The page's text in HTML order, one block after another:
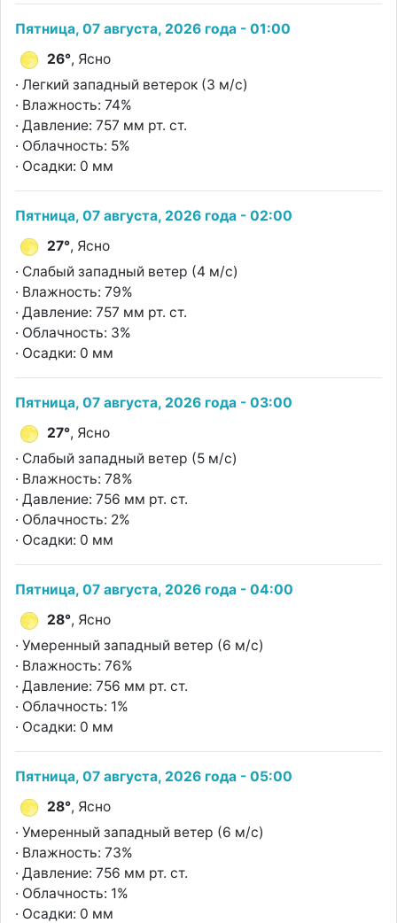
Пятница, 07 августа, 2026 года - 01:00
26°, Ясно
· Легкий западный ветерок (3 м/с)
· Влажность: 74%
· Давление: 757 мм рт. ст.
· Облачность: 5%
· Осадки: 0 мм
Пятница, 07 августа, 2026 года - 02:00
27°, Ясно
· Слабый западный ветер (4 м/с)
· Влажность: 79%
· Давление: 757 мм рт. ст.
· Облачность: 3%
· Осадки: 0 мм
Пятница, 07 августа, 2026 года - 03:00
27°, Ясно
· Слабый западный ветер (5 м/с)
· Влажность: 78%
· Давление: 756 мм рт. ст.
· Облачность: 2%
· Осадки: 0 мм
Пятница, 07 августа, 2026 года - 04:00
28°, Ясно
· Умеренный западный ветер (6 м/с)
· Влажность: 76%
· Давление: 756 мм рт. ст.
· Облачность: 1%
· Осадки: 0 мм
Пятница, 07 августа, 2026 года - 05:00
28°, Ясно
· Умеренный западный ветер (6 м/с)
· Влажность: 73%
· Давление: 756 мм рт. ст.
· Облачность: 1%
· Осадки: 0 мм